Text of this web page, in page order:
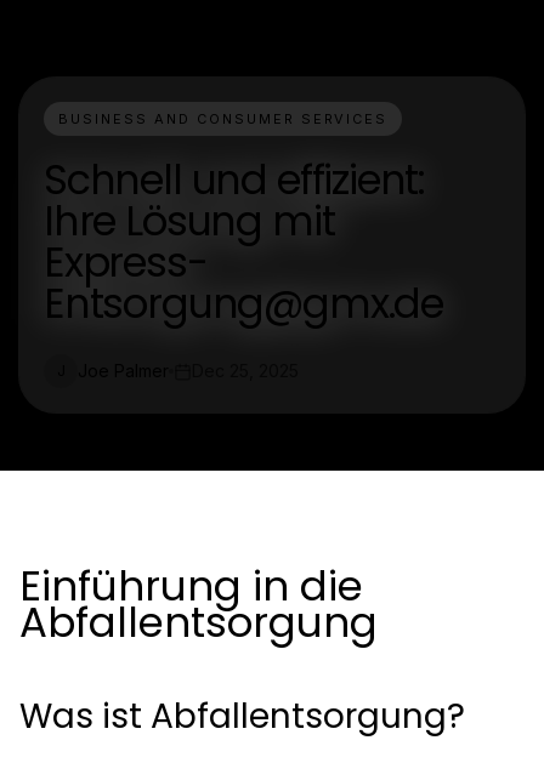
BUSINESS AND CONSUMER SERVICES
Schnell und effizient:
Ihre Lösung mit
Express-
Entsorgung@gmx.de
Einführung in die
Abfallentsorgung
Was ist Abfallentsorgung?